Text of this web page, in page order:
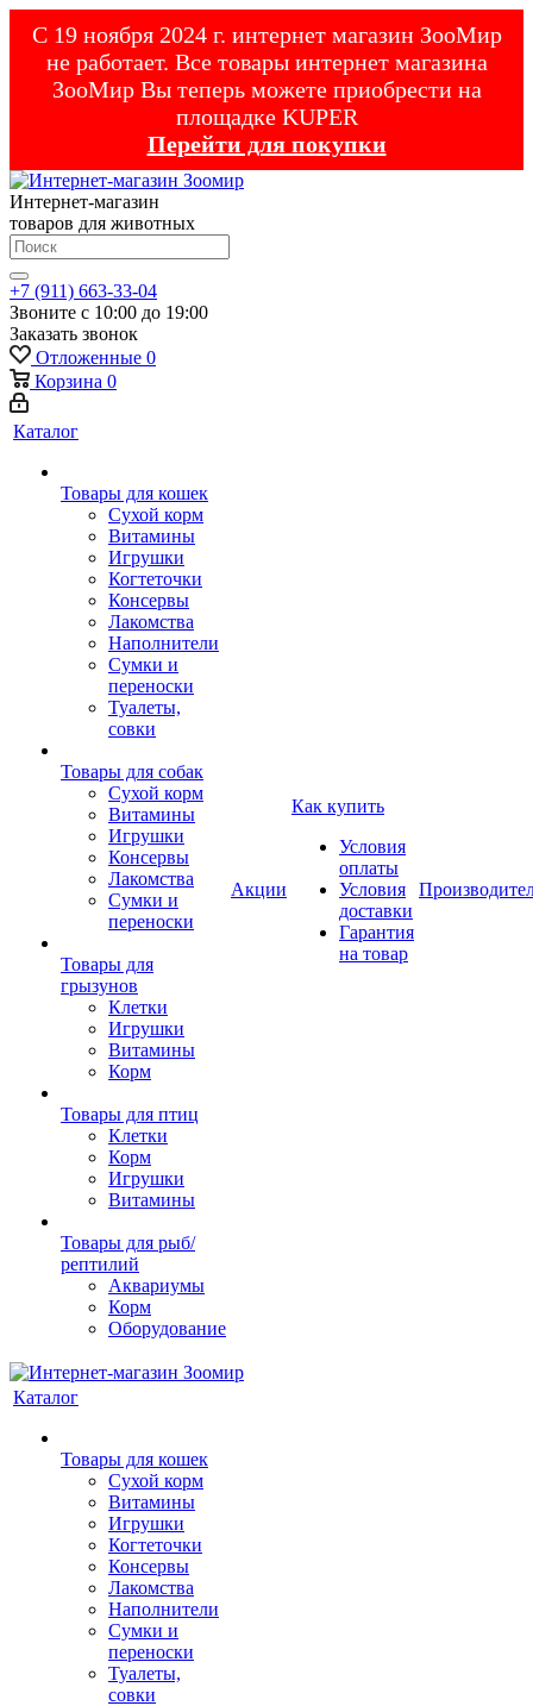
С 19 ноября 2024 г. интернет магазин ЗооМир
не работает. Все товары интернет магазина
ЗооМир Вы теперь можете приобрести на
площадке KUPER
Перейти для покупки
Интернет-магазин
товаров для животных
+7 (911) 663-33-04
Звоните с 10:00 до 19:00
Заказать звонок
Отложенные 0
Корзина 0
Каталог
Товары для кошек
Cухой корм
Витамины
Игрушки
Когтеточки
Консервы
Лакомства
Наполнители
Сумки и
переноски
Туалеты,
совки
Товары для собак
Cухой корм
Витамины
Игрушки
Консервы
Лакомства
Сумки и
переноски
Товары для
грызунов
Клетки
Игрушки
Витамины
Корм
Товары для птиц
Клетки
Корм
Игрушки
Витамины
Товары для рыб/
рептилий
Аквариумы
Корм
Оборудование
Акции
Как купить
Условия
оплаты
Условия
доставки
Гарантия
на товар
Каталог
Товары для кошек
Cухой корм
Витамины
Игрушки
Когтеточки
Консервы
Лакомства
Наполнители
Сумки и
переноски
Туалеты,
совки